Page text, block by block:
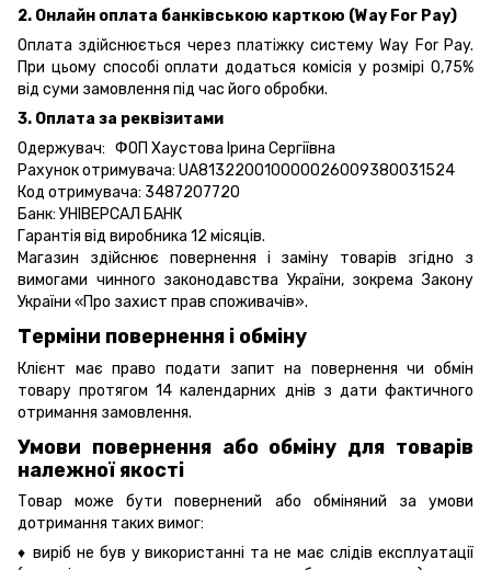
2. Онлайн оплата банківською карткою (Way For Pay)
Оплата здійснюється через платіжку систему Way For Pay.
При цьому способі оплати додаться комісія у розмірі 0,75%
від суми замовлення під час його обробки.
3. Оплата за реквізитами
Одержувач: ФОП Хаустова Ірина Сергіївна
Рахунок отримувача: UA813220010000026009380031524
Код отримувача: 3487207720
Банк: УНІВЕРСАЛ БАНК
Гарантія від виробника 12 місяців.
Магазин здійснює повернення і заміну товарів згідно з
вимогами чинного законодавства України, зокремаЗакону
України «Про захист прав споживачів».
Терміни повернення і обміну
Клієнт має право подати запит на повернення чи обмін
товару протягом 14 календарних днів з дати фактичного
отримання замовлення.
Умови повернення або обміну для товарів
належної якості
Товар може бути повернений або обміняний за умови
дотримання таких вимог:
♦ виріб не був у використанні та не має слідів експлуатації